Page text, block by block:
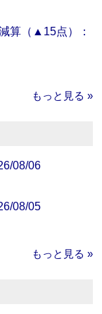
算（▲15点）：
もっと見る »
08/06
08/05
もっと見る »